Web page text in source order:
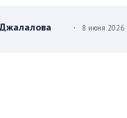
. 8 июня 2026